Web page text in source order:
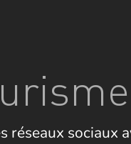
réseaux sociaux